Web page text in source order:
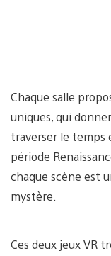
Chaque salle
uniques, qui
traverser le temps
période
chaque scène est
mystère.
Ces deux jeux VR